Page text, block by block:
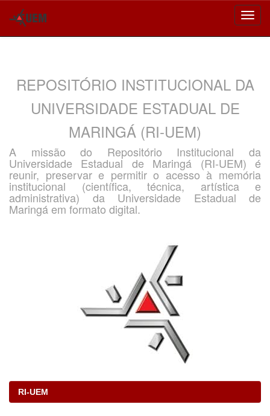
REPOSITÓRIO INSTITUCIONAL DA
UNIVERSIDADE ESTADUAL DE
MARINGÁ (RI-UEM)
A missão do Repositório Institucional da
Universidade Estadual de Maringá (RI-UEM) é
reunir, preservar e permitir o acesso à memória
institucional (científica, técnica, artística e
administrativa) da Universidade Estadual de
Maringá em formato digital.
RI-UEM